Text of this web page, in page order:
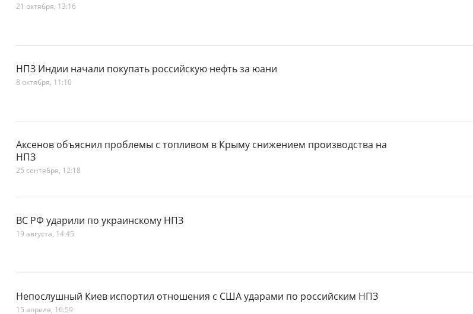
21 октября, 13:16
НПЗ Индии начали покупать российскую нефть за юани
8 октября, 11:10
Аксенов объяснил проблемы с топливом в Крыму снижением производства на
НПЗ
25 сентября, 12:18
ВС РФ ударили по украинскому НПЗ
19 августа, 14:45
Непослушный Киев испортил отношения с США ударами по российским НПЗ
15 апреля, 16:59